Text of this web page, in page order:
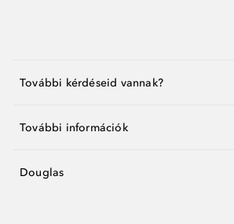
További kérdéseid vannak?
További információk
Douglas